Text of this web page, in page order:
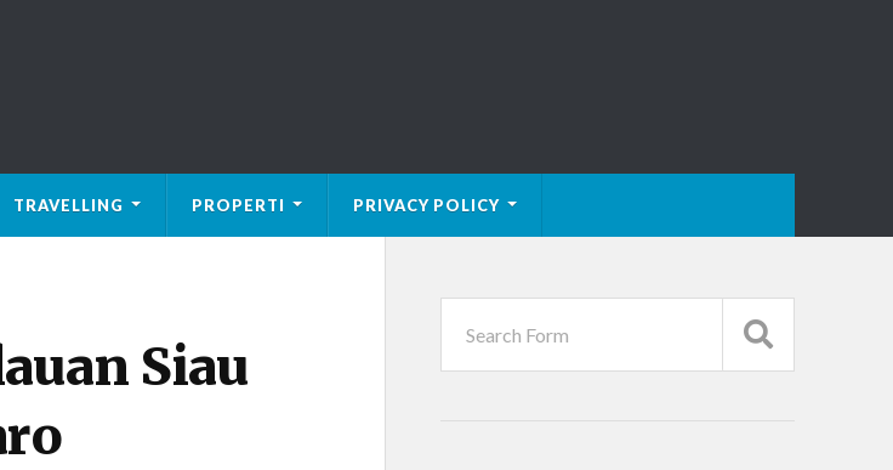
TRAVELLING PROPERTI PRIVACY POLICY
Siau